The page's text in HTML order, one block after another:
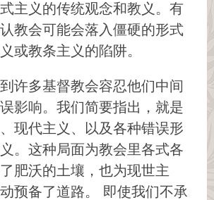
主义的传统观念和教义。有
教会可能会落入僵硬的形式
或教条主义的陷阱。
许多基督教会容忍他们中间
影响。我们简要指出，就是
现代主义、以及各种错误形
。这种局面为教会里各式各
肥沃的土壤，也为现世主
预备了道路。 即使我们不承